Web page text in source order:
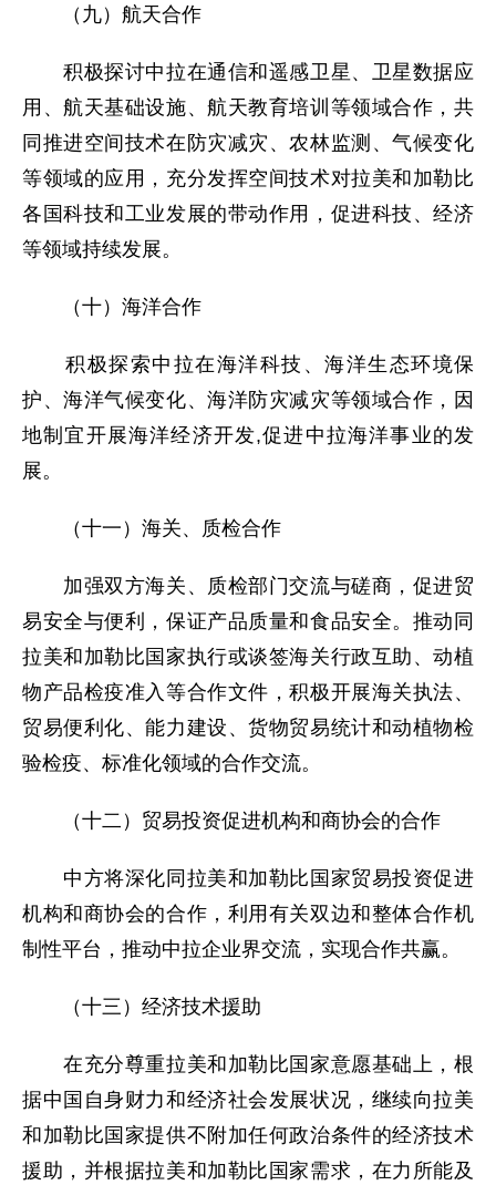
（九）航天合作
积极探讨中拉在通信和遥感卫星、卫星数据应
用、航天基础设施、航天教育培训等领域合作，共
同推进空间技术在防灾减灾、农林监测、气候变化
等领域的应用，充分发挥空间技术对拉美和加勒比
各国科技和工业发展的带动作用，促进科技、经济
等领域持续发展。
（十）海洋合作
积极探索中拉在海洋科技、海洋生态环境保
护、海洋气候变化、海洋防灾减灾等领域合作，因
地制宜开展海洋经济开发,促进中拉海洋事业的发
展。
（十一）海关、质检合作
加强双方海关、质检部门交流与磋商，促进贸
易安全与便利，保证产品质量和食品安全。推动同
拉美和加勒比国家执行或谈签海关行政互助、动植
物产品检疫准入等合作文件，积极开展海关执法、
贸易便利化、能力建设、货物贸易统计和动植物检
验检疫、标准化领域的合作交流。
（十二）贸易投资促进机构和商协会的合作
中方将深化同拉美和加勒比国家贸易投资促进
机构和商协会的合作，利用有关双边和整体合作机
制性平台，推动中拉企业界交流，实现合作共赢。
（十三）经济技术援助
在充分尊重拉美和加勒比国家意愿基础上，根
据中国自身财力和经济社会发展状况，继续向拉美
和加勒比国家提供不附加任何政治条件的经济技术
援助，并根据拉美和加勒比国家需求，在力所能及